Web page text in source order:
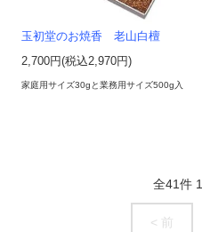
玉初堂のお焼香 老山白檀
2,700円(税込2,970円)
家庭用サイズ30gと業務用サイズ500g入
全41件 1
< 前